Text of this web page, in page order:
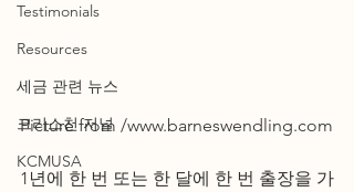
Testimonials
Resources
세금 관련 뉴스
크리스천 저널
KCMUSA
Picture from /www.barneswendling.com
1년에 한 번 또는 한 달에 한 번 출장을 가